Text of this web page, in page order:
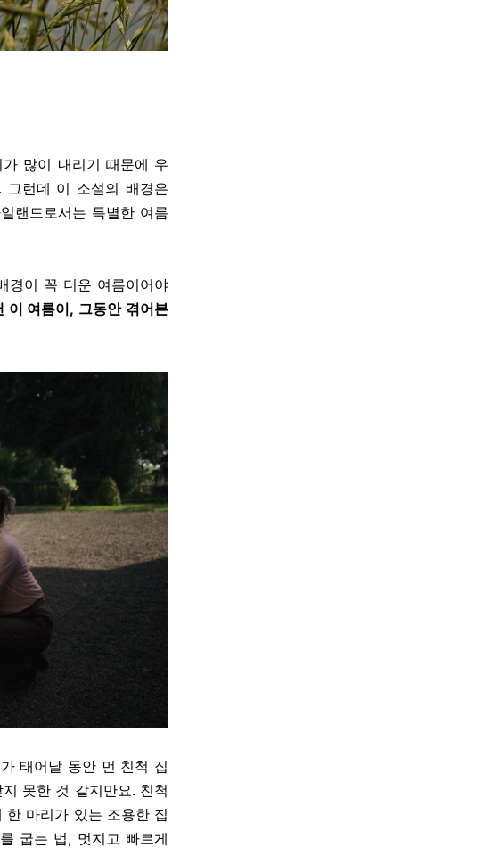
많이 내리기 때문에 우
그런데 이 소설의 배경은
랜드로서는 특별한 여름
경이 꼭 더운 여름이어야
이 여름이, 그동안 겪어본
태어날 동안 먼 친척 집
못한 것 같지만요. 친척
한 마리가 있는 조용한 집
굽는 법, 멋지고 빠르게